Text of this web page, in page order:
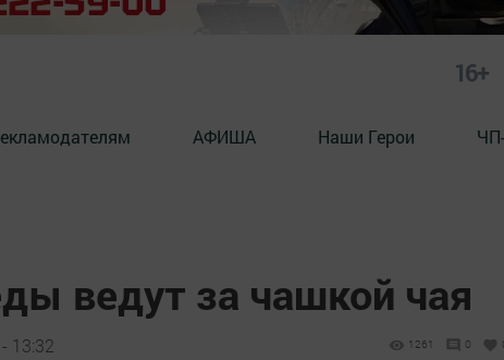
16+
АФИША Наши Герои
ведут за чашкой чая
13:32 1261 0